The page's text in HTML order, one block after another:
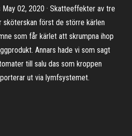
02, 2020 · Skatteeffekter av tre
sköterskan först de större kärlen
som får kärlet att skrumpna ihop
Annars hade vi som sagt
till salu das som kroppen
ut via lymfsystemet.